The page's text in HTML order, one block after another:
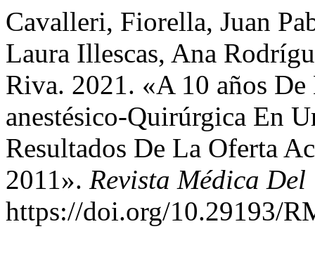
Cavalleri, Fiorella, Juan
Laura Illescas, Ana
Riva. 2021. «A 10 años
anestésico-Quirúrgica En
Resultados De La Oferta
2011». Revista Médica
https://doi.org/10.29193/